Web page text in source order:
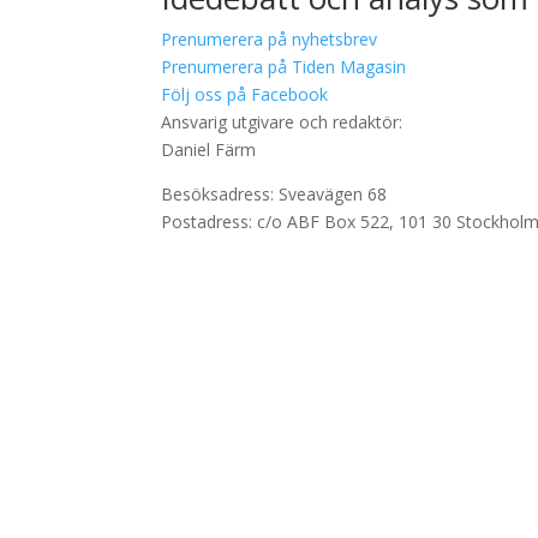
Prenumerera på nyhetsbrev
Prenumerera på Tiden Magasin
Följ oss på Facebook
Ansvarig utgivare och redaktör:
Daniel Färm
Besöksadress: Sveavägen 68
Postadress: c/o ABF Box 522, 101 30